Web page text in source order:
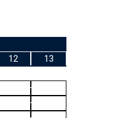
12 13
Program Çıktıları
Program Çıktıları